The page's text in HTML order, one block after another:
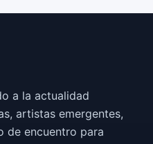
a la actualidad
artistas emergentes,
de encuentro para